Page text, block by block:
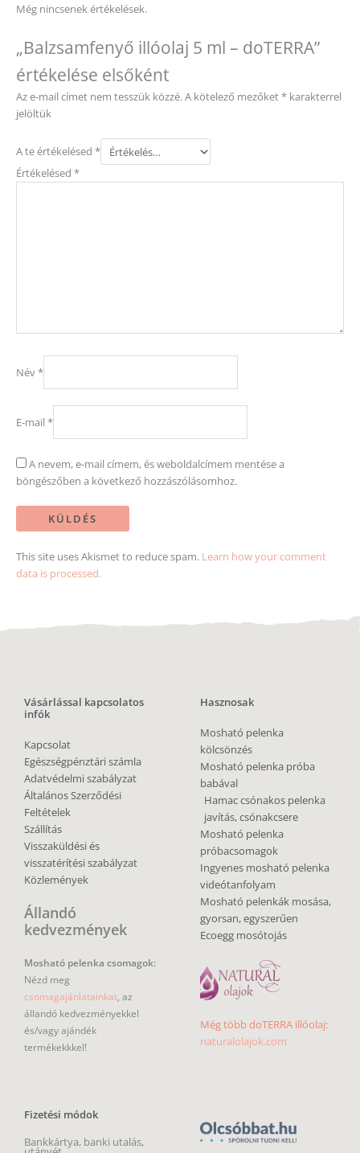
Még nincsenek értékelések.
„Balzsamfenyő illóolaj 5 ml – doTERRA”
értékelése elsőként
Az e-mail címet nem tesszük közzé.A kötelező mezőket* karakterrel
jelöltük
A te értékelésed *
Értékelésed *
Név*
E-mail *
A nevem, e-mail címem, és weboldalcímem mentése a
böngészőben a következő hozzászólásomhoz.
This site uses Akismet to reduce spam. Learn how your comment
data is processed.
Vásárlással kapcsolatos
infók
Kapcsolat
Egészségpénztári számla
Adatvédelmi szabályzat
Általános Szerződési
Feltételek
Szállítás
Visszaküldési és
visszatérítési szabályzat
Közlemények
Állandó
kedvezmények
Mosható pelenka csomagok:
Nézd meg
csomagajánlatainkat, az
állandó kedvezményekkel
és/vagy ajándék
termékekkkel!
Fizetési módok
Bankkártya, banki utalás,
Hasznosak
Mosható pelenka
kölcsönzés
Mosható pelenka próba
babával
Hamac csónakos pelenka
javítás, csónakcsere
Mosható pelenka
próbacsomagok
Ingyenes mosható pelenka
videótanfolyam
Mosható pelenkák mosása,
gyorsan, egyszerűen
Ecoegg mosótojás
Még több doTERRA illóolaj:
naturalolajok.com